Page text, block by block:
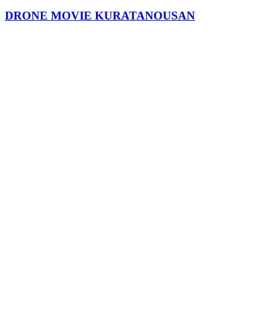
DRONE MOVIE KURATANOUSAN